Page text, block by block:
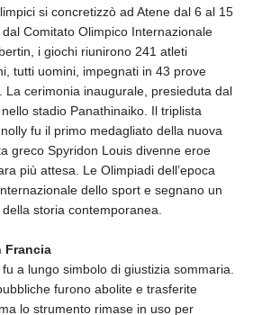
si concretizzò ad Atene dal 6 al 15
Comitato Olimpico Internazionale
i giochi riunirono 241 atleti
tutti uomini, impegnati in 43 prove
La cerimonia inaugurale, presieduta dal
stadio Panathinaiko. Il triplista
fu il primo medagliato della nuova
greco Spyridon Louis divenne eroe
più attesa. Le Olimpiadi dell’epoca
dello sport e segnano un
storia contemporanea.
Francia
a lungo simbolo di giustizia sommaria.
furono abolite e trasferite
lo strumento rimase in uso per